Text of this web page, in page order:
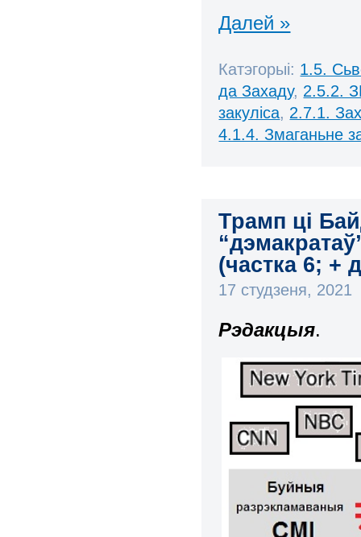
Далей »
Катэгорыі: 1.5.
да Захаду, 2.5.2.
закуліса, 2.7.1.
4.1.4. Змаганьне
Трамп ці
(частка 6; +
17 студзеня, 2021
Рэдакцыя.